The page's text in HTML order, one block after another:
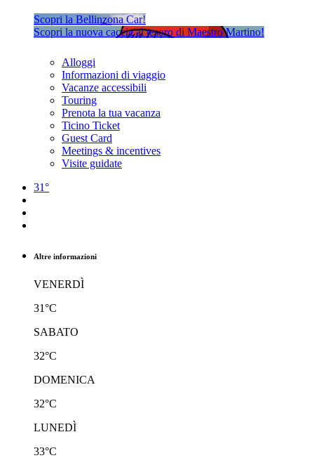
Scopri la Bellinzona Car!
Scopri la nuova caccia al tesoro di Maestro Martino!
Alloggi
Informazioni di viaggio
Vacanze accessibili
Touring
Prenota la tua vacanza
Ticino Ticket
Guest Card
Meetings & incentives
Visite guidate
31°
Altre informazioni
VENERDÌ
31°C
SABATO
32°C
DOMENICA
32°C
LUNEDÌ
33°C